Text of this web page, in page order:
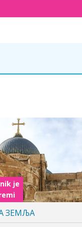
je
FAVOLOSA – Italija, ...